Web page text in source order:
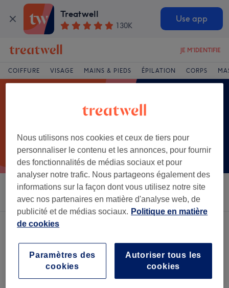
Treatwell
130K
Use app
JE M'IDENTIFIE
COIFFURE VISAGE MAINS & PIEDS ÉPILATION CORPS
Trier par Salons Offres Express Note
Nous utilisons nos cookies et ceux de tiers pour
personnaliser le contenu et les annonces, pour fournir
des fonctionnalités de médias sociaux et pour
analyser notre trafic. Nous partageons également des
informations sur la façon dont vous utilisez notre site
avec nos partenaires en matière d'analyse web, de
publicité et de médias sociaux. Politique en matière
de cookies
Autoriser tous les
cookies
Paramètres des
cookies